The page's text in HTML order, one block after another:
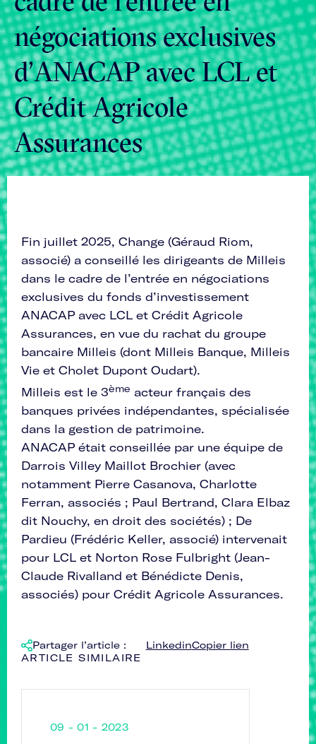
FREN
négociations exclusives
d’ANACAP avec LCL et
Crédit Agricole
Assurances
Fin juillet 2025, Change (Géraud Riom,
associé) a conseillé les dirigeants de Milleis
dans le cadre de l’entrée en négociations
exclusives du fonds d’investissement
ANACAP avec LCL et Crédit Agricole
Assurances, en vue du rachat du groupe
bancaire Milleis (dont Milleis Banque, Milleis
Vie et Cholet Dupont Oudart).
Milleis est le 3ème acteur français des
banques privées indépendantes, spécialisée
dans la gestion de patrimoine.
ANACAP était conseillée par une équipe de
Darrois Villey Maillot Brochier (avec
notamment Pierre Casanova, Charlotte
Ferran, associés ; Paul Bertrand, Clara Elbaz
dit Nouchy, en droit des sociétés) ; De
Pardieu (Frédéric Keller, associé) intervenait
pour LCL et Norton Rose Fulbright (Jean-
Claude Rivalland et Bénédicte Denis,
associés) pour Crédit Agricole Assurances.
Partager l’article : LinkedinCopier lien
ARTICLE SIMILAIRE
09 - 01 - 2023